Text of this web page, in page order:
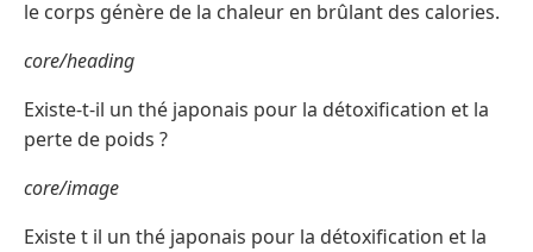
le corps génère de la chaleur en brûlant des calories.
core/heading
Existe-t-il un thé japonais pour la détoxification et la
perte de poids ?
core/image
Existe t il un thé japonais pour la détoxification et la